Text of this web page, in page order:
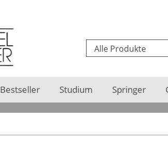
Alle Produkte
Bestseller Studium Springer